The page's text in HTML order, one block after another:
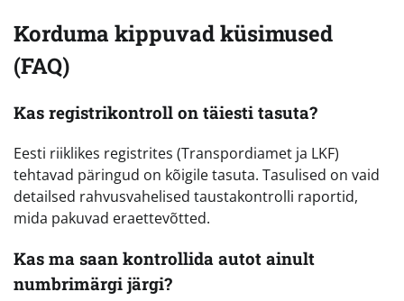
Korduma kippuvad küsimused
(FAQ)
Kas registrikontroll on täiesti tasuta?
Eesti riiklikes registrites (Transpordiamet ja LKF)
tehtavad päringud on kõigile tasuta. Tasulised on vaid
detailsed rahvusvahelised taustakontrolli raportid,
mida pakuvad eraettevõtted.
Kas ma saan kontrollida autot ainult
numbrimärgi järgi?